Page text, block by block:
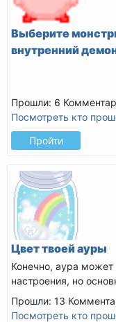
Выберите
внутренний
Прошли: 6
Посмотреть кто
Пройти
Цвет твоей ауры
Конечно, аура может
настроения, но
нумерологии...
Прошли: 13
Посмотреть кто